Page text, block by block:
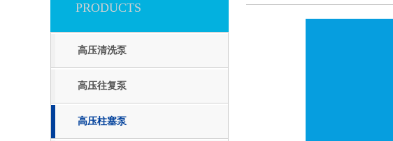
PRODUCTS
高压清洗泵
高压往复泵
高压柱塞泵